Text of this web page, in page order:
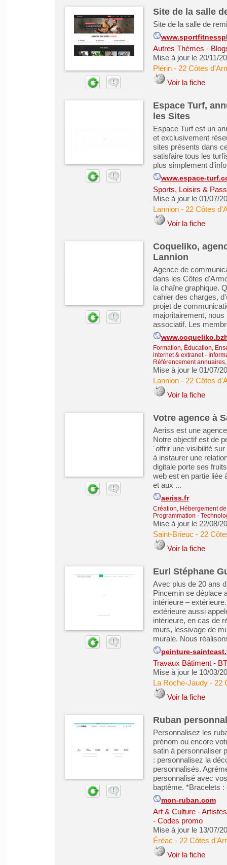
Site de la salle
Site de la salle de
Autres Thèmes -
Mise à jour le 20/11/
Plérin- 22 Côtes
Voir la fiche
Espace Turf,
les Sites
Espace Turf est un
et exclusivement
sites présents dans
satisfaire tous les
plus simplement
www.espace-
Sports, Loisirs &
Mise à jour le 01/07/
Lannion- 22 Côtes
Voir la fiche
Coqueliko,
Lannion
Agence de
dans les Côtes
la chaîne graphique.
cahier des charges,
projet de
majoritairement,
associatif. Les
Formation, Éducation,
internet & extranet-
Référencement
Mise à jour le 01/07/
Lannion- 22 Côtes
Voir la fiche
Votre agence à
Aeriss est une
Notre objectif est de
´offrir une visibilité
à instaurer une
digitale porte ses
web est en partie liée
et aux ...
aeriss.fr
Création, Hébergement
Programmation -
Mise à jour le 22/08/
Saint-Brieuc - 22
Voir la fiche
Eurl Stéphane
Avec plus de 20 ans
Pincemin se déplace
intérieure –
extérieure aussi
intérieure, en cas de
murs, lessivage de
murale. Nous
peinture-
Travaux Bâtiment -
Mise à jour le 10/03/
La Roche-Jaudy- 22
Voir la fiche
Ruban
Personnalisez les
prénom ou encore
satin à personnaliser
: personnalisez la
personnalisés.
personnalisé avec
baptême. *Bracelets
mon-ruban.com
Art & Culture -
- Codes promo
Mise à jour le 13/07/
Éréac - 22 Côtes
Voir la fiche